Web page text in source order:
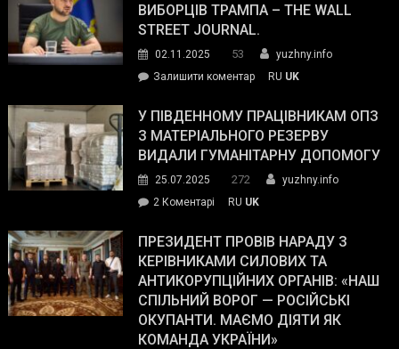
ВИБОРЦІВ ТРАМПА – THE WALL
STREET JOURNAL.
02.11.2025 53
yuzhny.info
Залишити коментарon
завойовує
симпатії
виборців
The
Street
Journal.
RU UK
У ПІВДЕННОМУ ПРАЦІВНИКАМ ОПЗ
З МАТЕРІАЛЬНОГО РЕЗЕРВУ
ВИДАЛИ ГУМАНІТАРНУ ДОПОМОГУ
25.07.2025 272
yuzhny.info
2 Коментарі
Південному
працівникам
ОПЗ
з
матеріального
резерву
RU UK
ПРЕЗИДЕНТ ПРОВІВ НАРАДУ З
КЕРІВНИКАМИ СИЛОВИХ ТА
АНТИКОРУПЦІЙНИХ ОРГАНІВ: «НАШ
СПІЛЬНИЙ ВОРОГ — РОСІЙСЬКІ
ОКУПАНТИ. МАЄМО ДІЯТИ ЯК
КОМАНДА УКРАЇНИ»